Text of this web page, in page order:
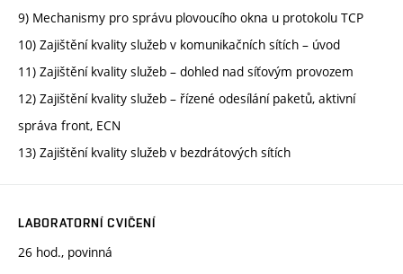
9) Mechanismy pro správu plovoucího okna u protokolu TCP
10) Zajištění kvality služeb v komunikačních sítích – úvod
11) Zajištění kvality služeb – dohled nad síťovým provozem
12) Zajištění kvality služeb – řízené odesílání paketů, aktivní
správa front, ECN
13) Zajištění kvality služeb v bezdrátových sítích
LABORATORNÍ CVIČENÍ
26 hod., povinná